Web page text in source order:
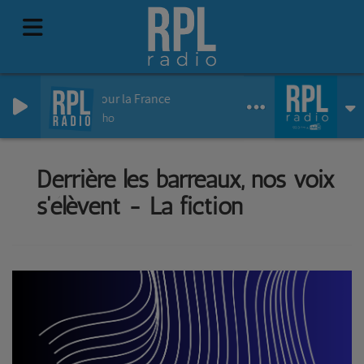
Tombé pour la France
Etienne Daho
Derrière les barreaux, nos voix
s'élèvent - La fiction